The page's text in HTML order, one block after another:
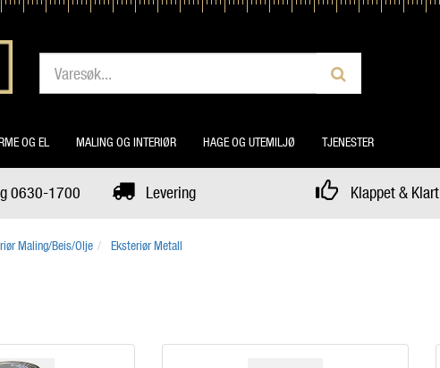
OG EL MALING OG INTERIØR HAGE OG UTEMILJØ TJENESTER
0630-1700 Levering Klappet & Klart
Maling/Beis/Olje Eksteriør Metall